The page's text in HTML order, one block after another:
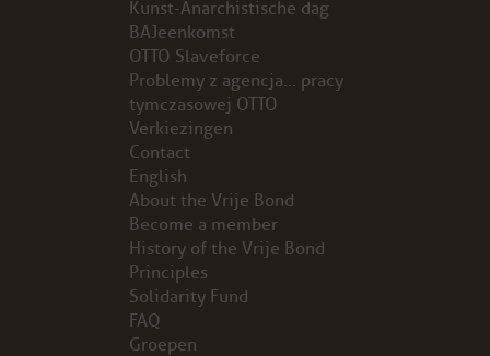
LABOUR RIGHTS
LINKS ARBEID
LABOUR RIGHTS
Kunst-Anarchistische dag
BAJeenkomst
OTTO Slaveforce
Problemy z agencja… pracy
tymczasowej OTTO
Verkiezingen
Contact
English
About the Vrije Bond
Become a member
History of the Vrije Bond
Principles
Solidarity Fund
FAQ
Groepen